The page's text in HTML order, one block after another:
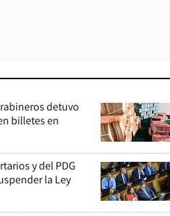
detuvo
billetes en
y del PDG
la Ley